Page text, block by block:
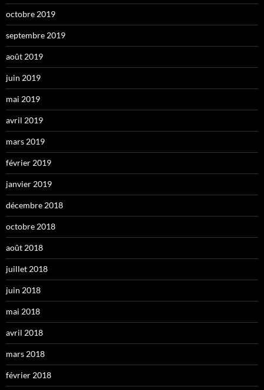
octobre 2019
septembre 2019
août 2019
juin 2019
mai 2019
avril 2019
mars 2019
février 2019
janvier 2019
décembre 2018
octobre 2018
août 2018
juillet 2018
juin 2018
mai 2018
avril 2018
mars 2018
février 2018